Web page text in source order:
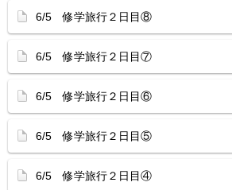
6/5 修学旅行２日目⑧
6/5 修学旅行２日目⑦
6/5 修学旅行２日目⑥
6/5 修学旅行２日目⑤
6/5 修学旅行２日目④